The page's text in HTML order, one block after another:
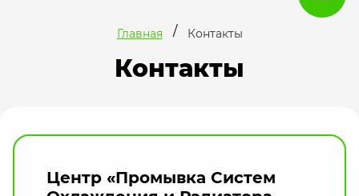
Главная / Контакты
Контакты
Центр «Промывка Систем